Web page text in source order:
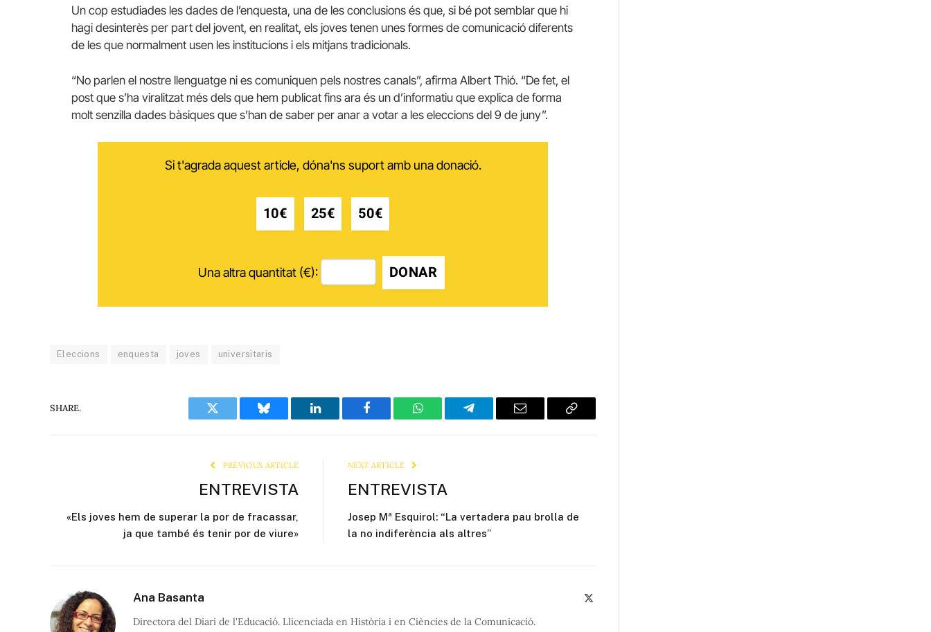
Un cop estudiades les dades de l’enquesta, una de les conclusions és que, si bé pot semblar que hi
hagi desinterès per part del jovent, en realitat, els joves tenen unes formes de comunicació diferents
de les que normalment usen les institucions i els mitjans tradicionals.
“No parlen el nostre llenguatge ni es comuniquen pels nostres canals”, afirma Albert Thió. “De fet, el
post que s’ha viralitzat més dels que hem publicat fins ara és un d’informatiu que explica de forma
molt senzilla dades bàsiques que s’han de saber per anar a votar a les eleccions del 9 de juny”.
Si t'agrada aquest article, dóna'ns suport amb una donació.
10€ 25€ 50€
Una altra quantitat (€): DONAR
Eleccions enquesta joves universitaris
SHARE.
Twitter Bluesky LinkedIn Facebook WhatsAppTelegram Email
Copy
PREVIOUS ARTICLE
ENTREVISTA
«Els joves hem de superar la por de fracassar,
ja que també és tenir por de viure»
NEXT ARTICLE
ENTREVISTA
Josep Mª Esquirol: “La vertadera pau brolla de
la no indiferència als altres”
Ana Basanta
Directora del Diari de l'Educació. Llicenciada en Història i en Ciències de la Comunicació.